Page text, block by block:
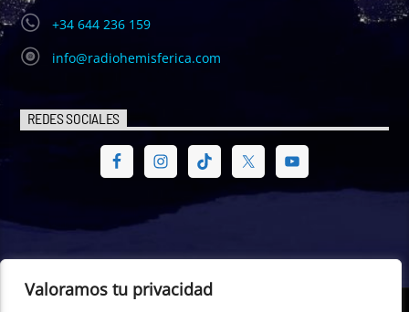
Valoramos tu privacidad
+34 644 236 159
info@radiohemisferica.com
REDES SOCIALES